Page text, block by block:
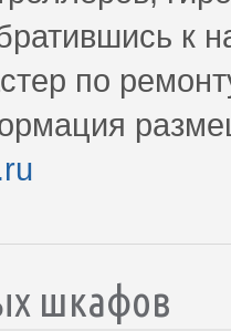
к
по
шкафов